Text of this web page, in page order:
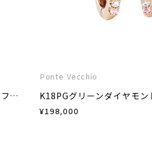
K18YGグリーンダイヤモンド/カラーサファイア/ダイヤモンドピアス
Ponte Vecchio
¥198,000